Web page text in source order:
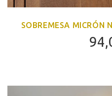
SOBREMESA MICRÓN